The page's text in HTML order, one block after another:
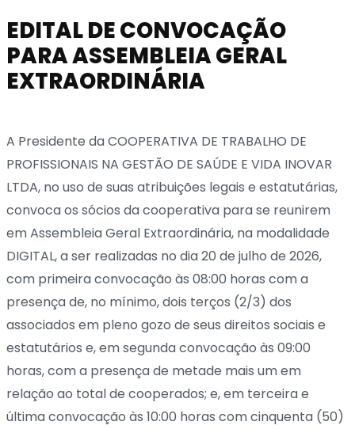
EDITAL DE CONVOCAÇÃO
PARA ASSEMBLEIA GERAL
EXTRAORDINÁRIA
A Presidente da COOPERATIVA DE TRABALHO DE
PROFISSIONAIS NA GESTÃO DE SAÚDE E VIDA INOVAR
LTDA, no uso de suas atribuições legais e estatutárias,
convoca os sócios da cooperativa para se reunirem
em Assembleia Geral Extraordinária, na modalidade
DIGITAL, a ser realizadas no dia 20 de julho de 2026,
com primeira convocação às 08:00 horas com a
presença de, no mínimo, dois terços (2/3) dos
associados em pleno gozo de seus direitos sociais e
estatutários e, em segunda convocação às 09:00
horas, com a presença de metade mais um em
relação ao total de cooperados; e, em terceira e
última convocação às 10:00 horas com cinquenta (50)